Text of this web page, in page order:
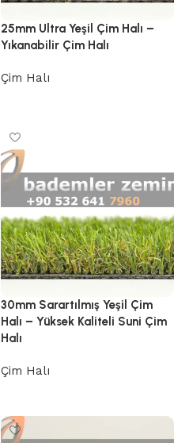
25mm Ultra Yeşil Çim Halı –
Yıkanabilir Çim Halı
Çim Halı
30mm Sarartılmış Yeşil Çim
Halı – Yüksek Kaliteli Suni Çim
Halı
Çim Halı